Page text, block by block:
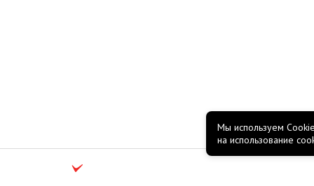
Мы используем
на использование